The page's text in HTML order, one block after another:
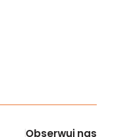
Obserwuj nas